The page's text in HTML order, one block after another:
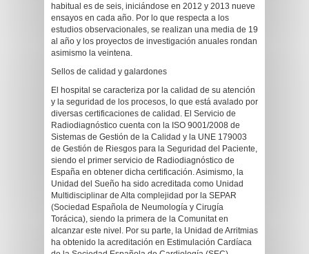
habitual es de seis, iniciándose en 2012 y 2013 nueve
ensayos en cada año. Por lo que respecta a los
estudios observacionales, se realizan una media de 19
al año y los proyectos de investigación anuales rondan
asimismo la veintena.
Sellos de calidad y galardones
El hospital se caracteriza por la calidad de su atención
y la seguridad de los procesos, lo que está avalado por
diversas certificaciones de calidad. El Servicio de
Radiodiagnóstico cuenta con la ISO 9001/2008 de
Sistemas de Gestión de la Calidad y la UNE 179003
de Gestión de Riesgos para la Seguridad del Paciente,
siendo el primer servicio de Radiodiagnóstico de
España en obtener dicha certificación. Asimismo, la
Unidad del Sueño ha sido acreditada como Unidad
Multidisciplinar de Alta complejidad por la SEPAR
(Sociedad Española de Neumología y Cirugía
Torácica), siendo la primera de la Comunitat en
alcanzar este nivel. Por su parte, la Unidad de Arritmias
ha obtenido la acreditación en Estimulación Cardíaca